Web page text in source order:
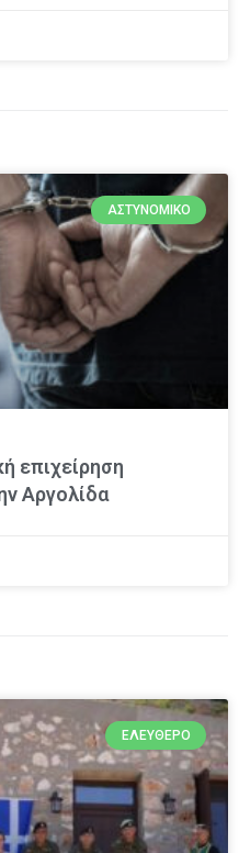
ΑΣΤΥΝΟΜΙΚΌ
επιχείρηση
Αργολίδα
ΕΛΕΎΘΕΡΟ